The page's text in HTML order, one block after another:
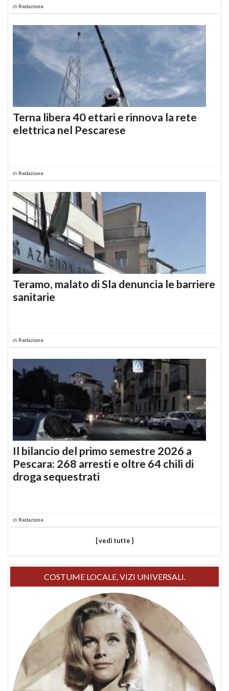
di Redazione
Terna libera 40 ettari e rinnova la rete
elettrica nel Pescarese
di Redazione
Teramo, malato di Sla denuncia le barriere
sanitarie
di Redazione
Il bilancio del primo semestre 2026 a
Pescara: 268 arresti e oltre 64 chili di
droga sequestrati
di Redazione
[ vedi tutte ]
COSTUME LOCALE, VIZI UNIVERSALI.